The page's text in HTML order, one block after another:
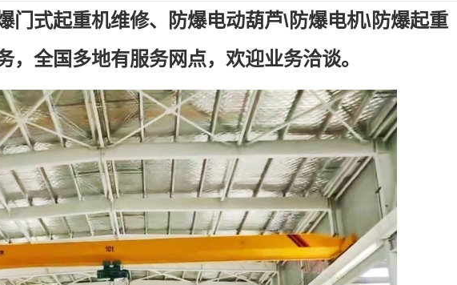
门式起重机维修、防爆电动葫芦\防爆电机\防爆起重
，全国多地有服务网点，欢迎业务洽谈。